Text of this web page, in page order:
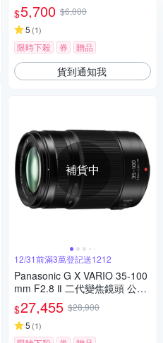
$5,700 $6,000
5 (1)
限時下殺 券 贈品
貨到通知我
補貨中
12/31前滿3萬登記送1212
Panasonic G X VARIO 35-100
mm F2.8 Ⅱ 二代變焦鏡頭 公司
貨
$27,455 $28,900
5 (1)